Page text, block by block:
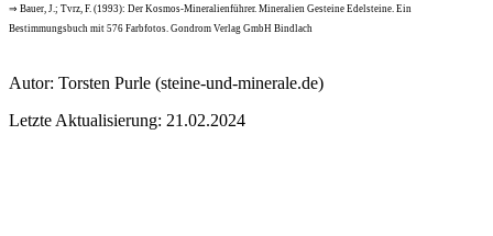
⇒ Bauer, J.; Tvrz, F. (1993): Der Kosmos-Mineralienführer. Mineralien Gesteine Edelsteine. Ein
Bestimmungsbuch mit 576 Farbfotos. Gondrom Verlag GmbH Bindlach
Autor: Torsten Purle (steine-und-minerale.de)
Letzte Aktualisierung: 21.02.2024